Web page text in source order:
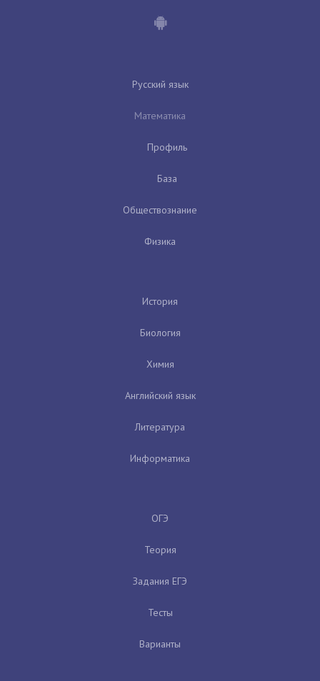
Русский язык
Математика
Профиль
База
Обществознание
Физика
История
Биология
Химия
Английский язык
Литература
Информатика
ОГЭ
Теория
Задания ЕГЭ
Тесты
Варианты